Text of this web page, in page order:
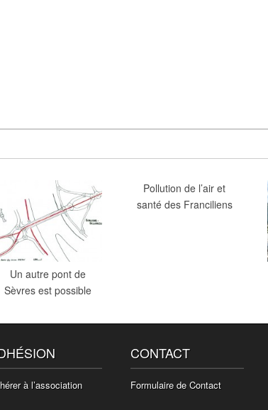
Un autre pont de
Sèvres est possible
Pollution de l’air et
santé des Franciliens
à l’association
CONTACT
Formulaire de Contact